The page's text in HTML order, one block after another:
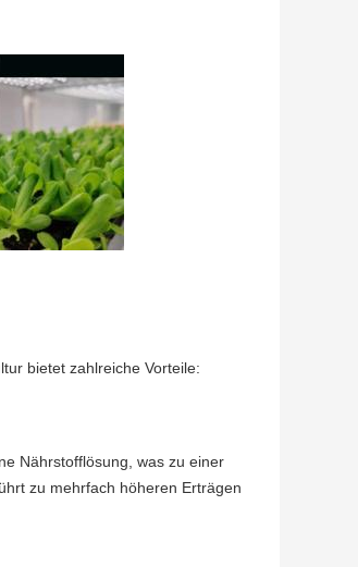
bietet zahlreiche Vorteile:
Nährstofflösung, was zu einer
zu mehrfach höheren Erträgen